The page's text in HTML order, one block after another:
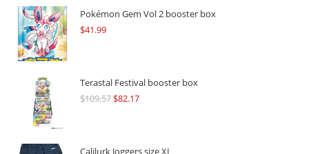
Pokémon Gem Vol 2 booster box
$41.99
Terastal Festival booster box
$109.57Original
$109.57.
$82.17Current
$82.17.
Calilurk Joggers size XL